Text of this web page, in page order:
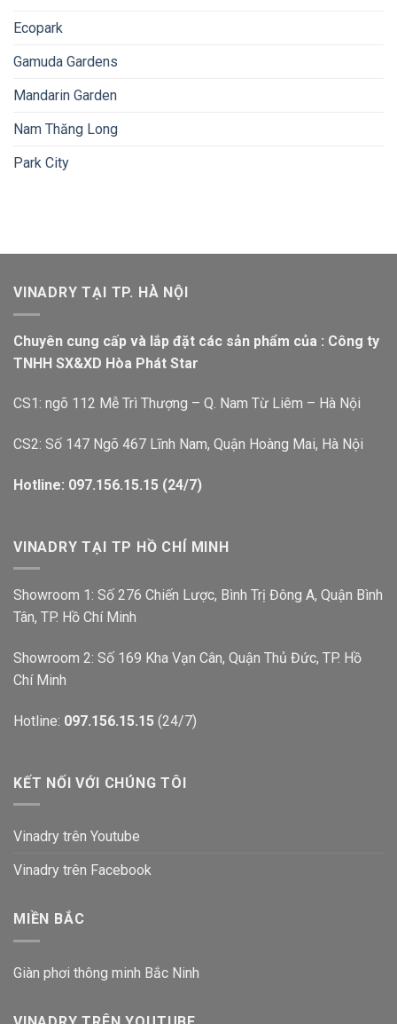
Ecopark
Gamuda Gardens
Mandarin Garden
Nam Thăng Long
Park City
VINADRY TẠI TP. HÀ NỘI
Chuyên cung cấp và lắp đặt các sản phẩm của : Công ty
TNHH SX&XD Hòa Phát Star
CS1: ngõ 112 Mễ Trì Thượng – Q. Nam Từ Liêm – Hà Nội
CS2: Số 147 Ngõ 467 Lĩnh Nam, Quận Hoàng Mai, Hà Nội
Hotline: 097.156.15.15 (24/7)
VINADRY TẠI TP HỒ CHÍ MINH
Showroom 1: Số 276 Chiến Lược, Bình Trị Đông A, Quận Bình
Tân, TP. Hồ Chí Minh
Showroom 2: Số 169 Kha Vạn Cân, Quận Thủ Đức, TP. Hồ
Chí Minh
Hotline: 097.156.15.15 (24/7)
KẾT NỐI VỚI CHÚNG TÔI
Vinadry trên Youtube
Vinadry trên Facebook
MIỀN BẮC
Giàn phơi thông minh Bắc Ninh